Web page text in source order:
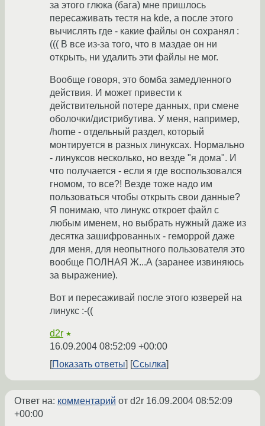
за этого глюка (бага) мне пришлось
пересаживать тестя на kde, а после этого
вычислять где - какие файлы он сохранял :
((( В все из-за того, что в маздае он ни
открыть, ни удалить эти файлы не мог.
Вообще говоря, это бомба замедленного
действия. И может привести к
действительной потере данных, при смене
оболочки/дистрибутива. У меня, например,
/home - отдельный раздел, который
монтируется в разных линуксах. Нормально
- линуксов несколько, но везде "я дома". И
что получается - если я где воспользовался
гномом, то все?! Везде тоже надо им
пользоваться чтобы открыть свои данные?
Я понимаю, что линукс откроет файл с
любым именем, но выбрать нужный даже из
десятка зашифрованных - геморрой даже
для меня, для неопытного пользователя это
вообще ПОЛНАЯ Ж...А (заранее извиняюсь
за выражение).
Вот и пересаживай после этого юзверей на
линукс :-((
d2r ★
16.09.2004 08:52:09 +00:00
Показать ответы
Ссылка
Ответ на: комментарий от d2r 16.09.2004 08:52:09
+00:00